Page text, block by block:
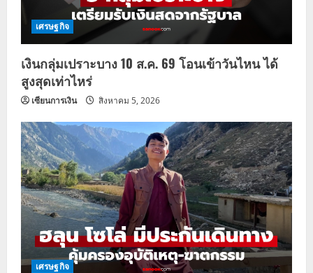
เศรษฐกิจ
เงินกลุ่มเปราะบาง 10 ส.ค. 69 โอนเข้าวันไหน ได้
สูงสุดเท่าไหร่
เซียนการเงิน สิงหาคม 5, 2026
เศรษฐกิจ